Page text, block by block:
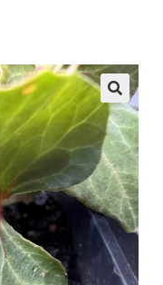
🔍